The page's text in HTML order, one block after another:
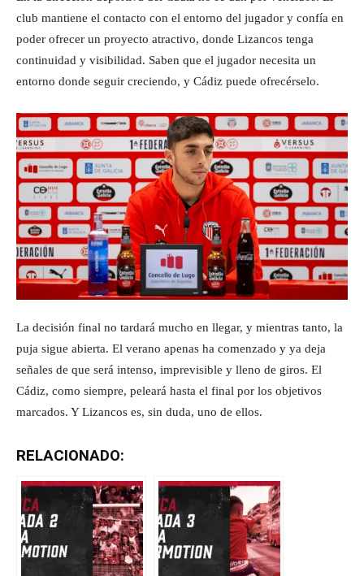
club mantiene el contacto con el entorno del jugador y confía en
poder ofrecer un proyecto atractivo, donde Lizancos tenga
continuidad y visibilidad. Saben que el jugador necesita un
entorno donde seguir creciendo, y Cádiz puede ofrecérselo.
La decisión final no tardará mucho en llegar, y mientras tanto, la
puja sigue abierta. El verano apenas ha comenzado y ya deja
señales de que será intenso, imprevisible y lleno de giros. El
Cádiz, como siempre, peleará hasta el final por los objetivos
marcados. Y Lizancos es, sin duda, uno de ellos.
RELACIONADO: